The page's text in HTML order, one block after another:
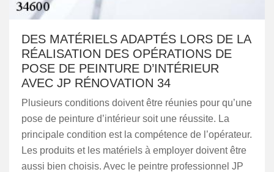
DES MATÉRIELS ADAPTÉS LORS DE LA
RÉALISATION DES OPÉRATIONS DE
POSE DE PEINTURE D’INTÉRIEUR
AVEC JP RÉNOVATION 34
Plusieurs conditions doivent être réunies pour qu’une
pose de peinture d’intérieur soit une réussite. La
principale condition est la compétence de l’opérateur.
Les produits et les matériels à employer doivent être
aussi bien choisis. Avec le peintre professionnel JP